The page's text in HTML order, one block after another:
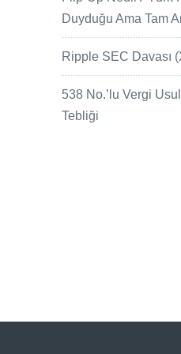
Duyduğu Ama Tam
Ripple SEC Davası
538 No.’lu Vergi
Tebliği